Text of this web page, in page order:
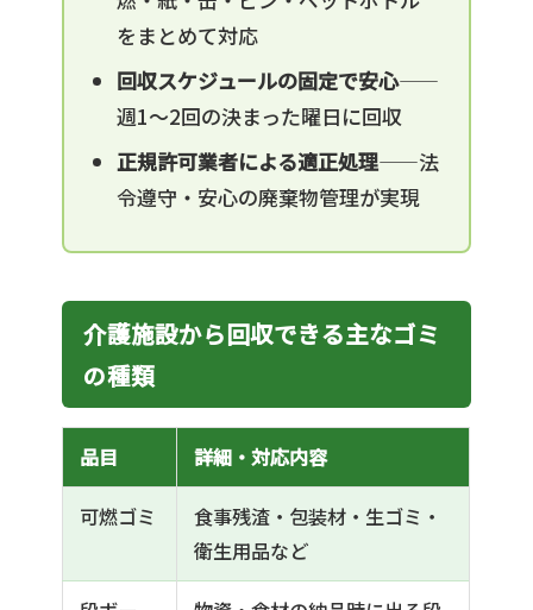
をまとめて対応
回収スケジュールの固定で安心——
週1〜2回の決まった曜日に回収
正規許可業者による適正処理——法
令遵守・安心の廃棄物管理が実現
介護施設から回収できる主なゴミ
の種類
品目 詳細・対応内容
可燃ゴミ
食事残渣・包装材・生ゴミ・
衛生用品など